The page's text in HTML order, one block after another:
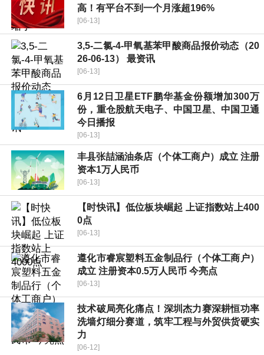
高！有平台不到一个月涨超196%
[06-13]
3,5-二氯-4-甲氧基苯甲酸商品报价动态（20
26-06-13） 最资讯
[06-13]
6月12日卫星ETF鹏华基金份额增加300万
份，重仓股航天电子、中国卫星、中国卫通
今日播报
[06-13]
丰县张喆涵油条店（个体工商户）成立 注册
资本1万人民币
[06-13]
【时快讯】低位板块崛起 上证指数站上400
0点
[06-13]
遵化市睿宸塑料五金制品行（个体工商户）
成立 注册资本0.5万人民币 今亮点
[06-13]
技术破局亮化痛点！深圳杰力赛深耕恒功率
洗墙灯细分赛道，筑牢工程与外贸供货硬实
力
[06-12]